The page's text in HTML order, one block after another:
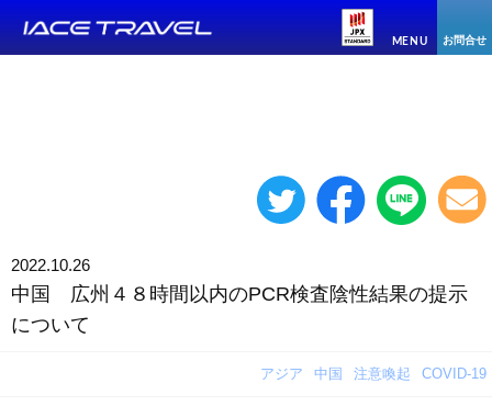
MENU お問合せ
2022.10.26
中国 広州４８時間以内のPCR検査陰性結果の提示
について
アジア 中国 注意喚起 COVID-19